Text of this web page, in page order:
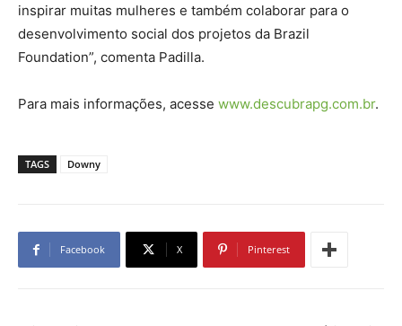
inspirar muitas mulheres e também colaborar para o
desenvolvimento social dos projetos da Brazil
Foundation”, comenta Padilla.
Para mais informações, acesse www.descubrapg.com.br.
TAGS Downy
Facebook X Pinterest